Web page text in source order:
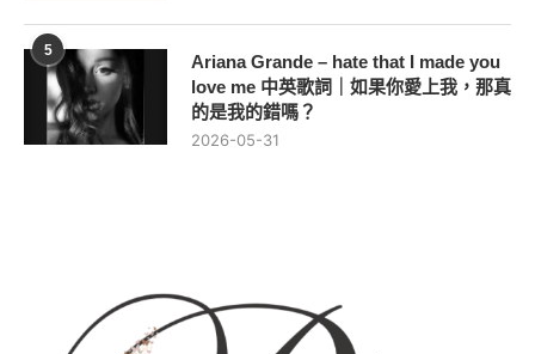
5
Ariana Grande – hate that I made you
love me 中英歌詞｜如果你愛上我，那真
的是我的錯嗎？
2026-05-31